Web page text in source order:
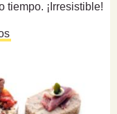
tiempo. ¡Irresistible!